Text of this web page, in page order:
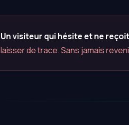
Un visiteur qui hésite et ne
laisser de trace. Sans jamais